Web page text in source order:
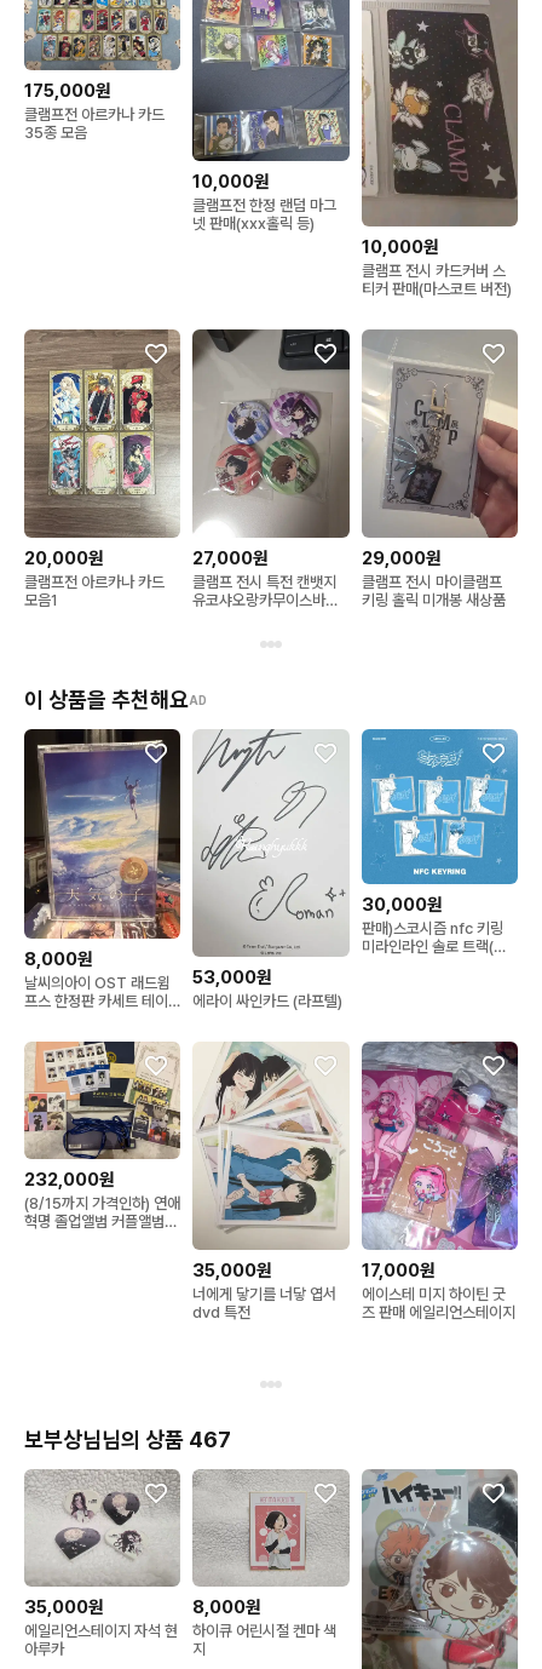
175,000원
클램프전 아르카나 카드
35종 모음
10,000원
클램프전 한정 랜덤 마그
넷 판매(xxx홀릭 등)
10,000원
클램프 전시 카드커버 스
티커 판매(마스코트 버전)
20,000원
클램프전 아르카나 카드
모음1
27,000원
클램프 전시 특전 캔뱃지
유코샤오랑카무이스바루
29,000원
클램프 전시 마이클램프
키링 홀릭 미개봉 새상품
이 상품을 추천해요AD
8,000원
날씨의아이 OST 래드윔
프스 한정판 카세트 테이
53,000원
에라이 싸인카드 (라프텔)
30,000원
판매)스코시즘 nfc 키링
미라인라인 솔로 트랙(니
232,000원
(8/15까지 가격인하) 연애
혁명 졸업앨범 커플앨범
35,000원
너에게 닿기를 너닿 엽서
dvd 특전
17,000원
에이스테 미지 하이틴 굿
즈 판매 에일리언스테이지
보부상님님의 상품 467
35,000원
에일리언스테이지 자석 현
아루카
8,000원
하이큐 어린시절 켄마 색
지